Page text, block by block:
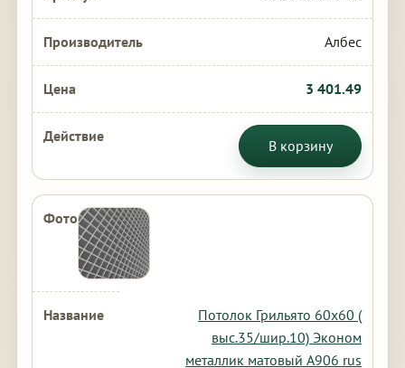
Албес
3 401.49
В корзину
Потолок Грильято 60х60 (
выс.35/шир.10) Эконом
металлик матовый А906 rus